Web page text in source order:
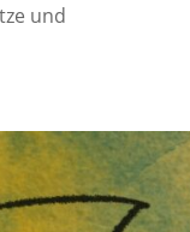
und